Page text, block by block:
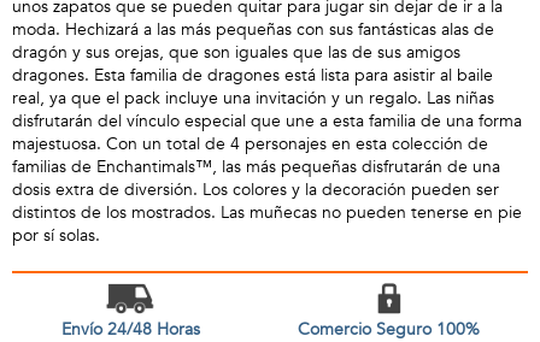
unos zapatos que se pueden quitar para jugar sin dejar de ir a la
moda. Hechizará a las más pequeñas con sus fantásticas alas de
dragón y sus orejas, que son iguales que las de sus amigos
dragones. Esta familia de dragones está lista para asistir al baile
real, ya que el pack incluye una invitación y un regalo. Las niñas
disfrutarán del vínculo especial que une a esta familia de una forma
majestuosa. Con un total de 4 personajes en esta colección de
familias de Enchantimals™, las más pequeñas disfrutarán de una
dosis extra de diversión. Los colores y la decoración pueden ser
distintos de los mostrados. Las muñecas no pueden tenerse en pie
por sí solas.
Envío 24/48 Horas Comercio Seguro 100%